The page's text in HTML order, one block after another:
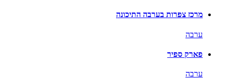
מרכז צפרות בערבה התיכונה
ערבה
פארק ספיר
ערבה